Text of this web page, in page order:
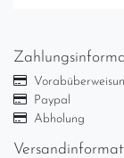
Paypal
Abholung